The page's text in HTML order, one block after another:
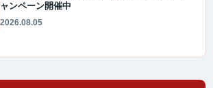
ャンペーン開催中
2026.08.05